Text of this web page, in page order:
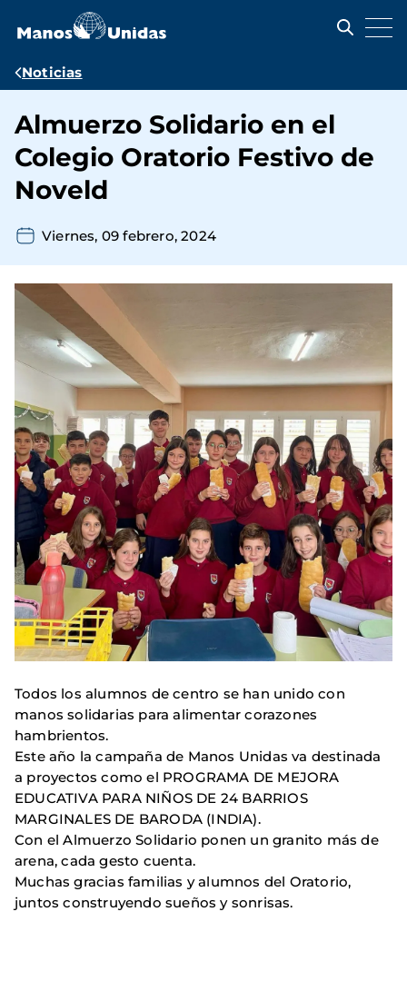
contenido
Ruta
navegación
Noticias
Almuerzo Solidario en el
Colegio Oratorio Festivo de
Noveld
Viernes, 09 febrero, 2024
Todos los alumnos de centro se han unido con
manos solidarias para alimentar corazones
hambrientos.
Este año la campaña de Manos Unidas va destinada
a proyectos como el PROGRAMA DE MEJORA
EDUCATIVA PARA NIÑOS DE 24 BARRIOS
MARGINALES DE BARODA (INDIA).
Con el Almuerzo Solidario ponen un granito más de
arena, cada gesto cuenta.
Muchas gracias familias y alumnos del Oratorio,
juntos construyendo sueños y sonrisas.